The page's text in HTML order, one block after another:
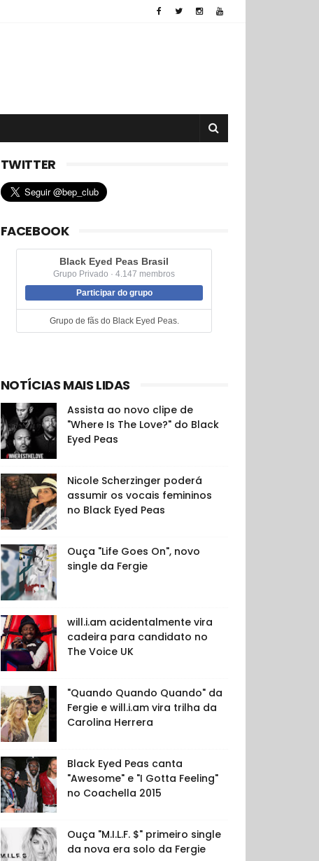
TWITTER
FACEBOOK
Black Eyed Peas Brasil
Grupo Privado · 4.147 membros
Participar do grupo
Grupo de fãs do Black Eyed Peas.
NOTÍCIAS MAIS LIDAS
Assista ao novo clipe de
"Where Is The Love?" do Black
Eyed Peas
Nicole Scherzinger poderá
assumir os vocais femininos
no Black Eyed Peas
Ouça "Life Goes On", novo
single da Fergie
will.i.am acidentalmente vira
cadeira para candidato no
The Voice UK
"Quando Quando Quando" da
Fergie e will.i.am vira trilha da
Carolina Herrera
Black Eyed Peas canta
"Awesome" e "I Gotta Feeling"
no Coachella 2015
Ouça "M.I.L.F. $" primeiro single
da nova era solo da Fergie